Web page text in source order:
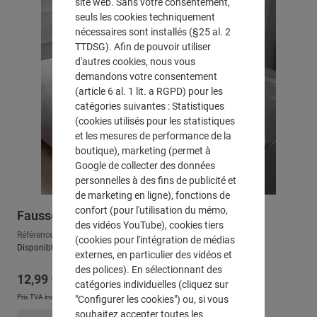
Fausse fourrure "mouton"
Référence : 337636
Disponible, délai de livraison : env. 2-3 jours ouvrables
Prix régulier :
12,99 €
Prix TVA incluse, en sus Frais d'expédition
seuls les cookies techniquement
nécessaires sont installés (§25 al. 2
TTDSG). Afin de pouvoir utiliser
d'autres cookies, nous vous
demandons votre consentement
(article 6 al. 1 lit. a RGPD) pour les
catégories suivantes : Statistiques
(cookies utilisés pour les statistiques
et les mesures de performance de la
boutique), marketing (permet à
Google de collecter des données
personnelles à des fins de publicité et
de marketing en ligne), fonctions de
confort (pour l'utilisation du mémo,
des vidéos YouTube), cookies tiers
(cookies pour l'intégration de médias
externes, en particulier des vidéos et
des polices). En sélectionnant des
catégories individuelles (cliquez sur
"Configurer les cookies") ou, si vous
souhaitez accepter toutes les